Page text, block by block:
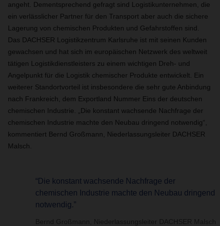
angeht. Dementsprechend gefragt sind Logistikunternehmen, die
ein verlässlicher Partner für den Transport aber auch die sichere
Lagerung von chemischen Produkten und Gefahrstoffen sind.
Das DACHSER Logistikzentrum Karlsruhe ist mit seinen Kunden
gewachsen und hat sich im europäischen Netzwerk des weltweit
tätigen Logistikdienstleisters zu einem wichtigen Dreh- und
Angelpunkt für die Logistik chemischer Produkte entwickelt. Ein
weiterer Standortvorteil ist insbesondere die sehr gute Anbindung
nach Frankreich, dem Exportland Nummer Eins der deutschen
chemischen Industrie. „Die konstant wachsende Nachfrage der
chemischen Industrie machte den Neubau dringend notwendig“,
kommentiert Bernd Großmann, Niederlassungsleiter DACHSER
Malsch.
“Die konstant wachsende Nachfrage der
chemischen Industrie machte den Neubau dringend
notwendig.”
Bernd Großmann, Niederlassungsleiter DACHSER Malsch